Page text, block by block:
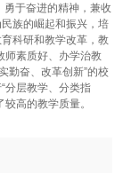
于奋进的精神，兼收
族的崛起和振兴，培
科研和教学改革，教
师素质好、办学治教
勤奋、改革创新”的校
分层教学、分类指
高的教学质量。